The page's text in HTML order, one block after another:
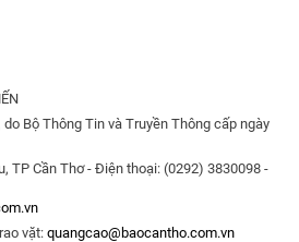
Bộ Thông Tin và Truyền Thông cấp ngày
TP Cần Thơ - Điện thoại: (0292) 3830098 -
vặt: quangcao@baocantho.com.vn